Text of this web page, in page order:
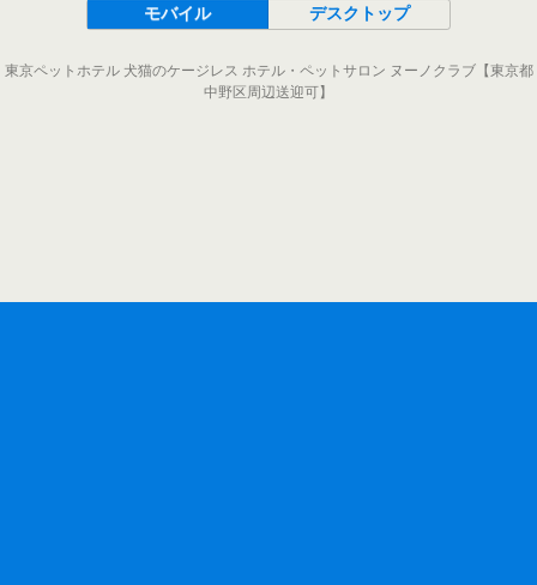
モバイル デスクトップ
東京ペットホテル 犬猫のケージレス ホテル・ペットサロン ヌーノクラブ【東京都
中野区周辺送迎可】